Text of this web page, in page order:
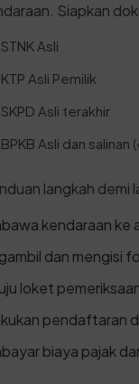
Siapkan
STNK Asli
KTP Asli Pemilik
SKPD Asli terakhir
BPKB Asli dan salinan
langkah demi
kendaraan ke
dan mengisi
loket
pendaftaran
biaya pajak